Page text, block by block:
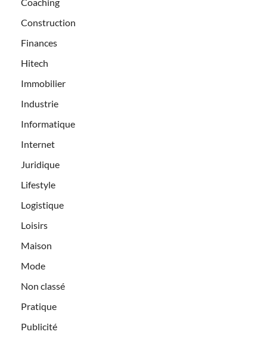
Construction
Finances
Hitech
Immobilier
Industrie
Informatique
Internet
Juridique
Lifestyle
Logistique
Loisirs
Maison
Mode
Non classé
Pratique
Publicité